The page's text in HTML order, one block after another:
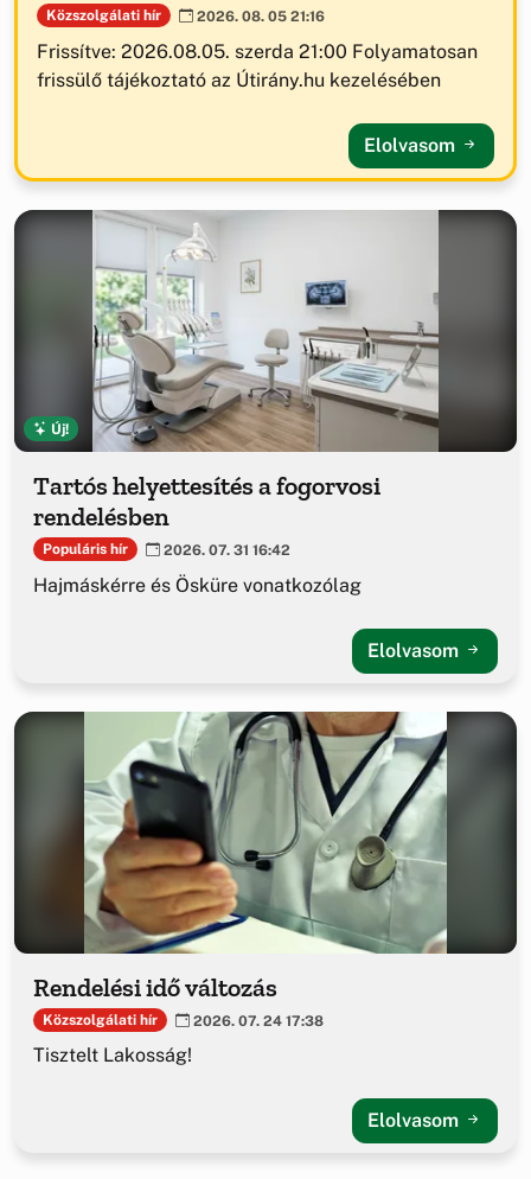
Közszolgálati hír 2026. 08. 05 21:16
Frissítve: 2026.08.05. szerda 21:00 Folyamatosan
frissülő tájékoztató az Útirány.hu kezelésében
Elolvasom
Új!
Tartós helyettesítés a fogorvosi
rendelésben
Populáris hír 2026. 07. 31 16:42
Hajmáskérre és Ösküre vonatkozólag
Elolvasom
Rendelési idő változás
Közszolgálati hír 2026. 07. 24 17:38
Tisztelt Lakosság!
Elolvasom